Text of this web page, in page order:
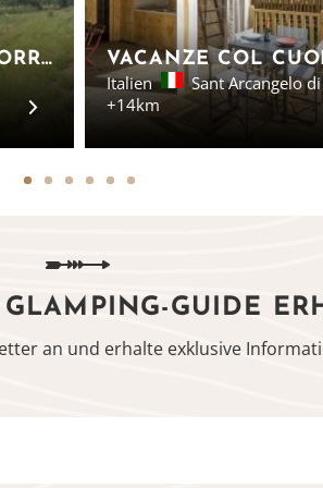
CASA & GLAMPING SORRISO SAFARI-ZELTE UMBRIEN
Italien
Sant Arcangelo
+14km
GUIDE
an und erhalte exklusive